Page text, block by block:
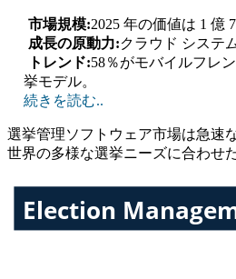
市場規模:2025 年の価値は 1 億
成長の原動力:クラウド システ
トレンド:58％がモバイルフレ
挙モデル。
続きを読む..
選挙管理ソフトウェア市場は急速
世界の多様な選挙ニーズに合わせ